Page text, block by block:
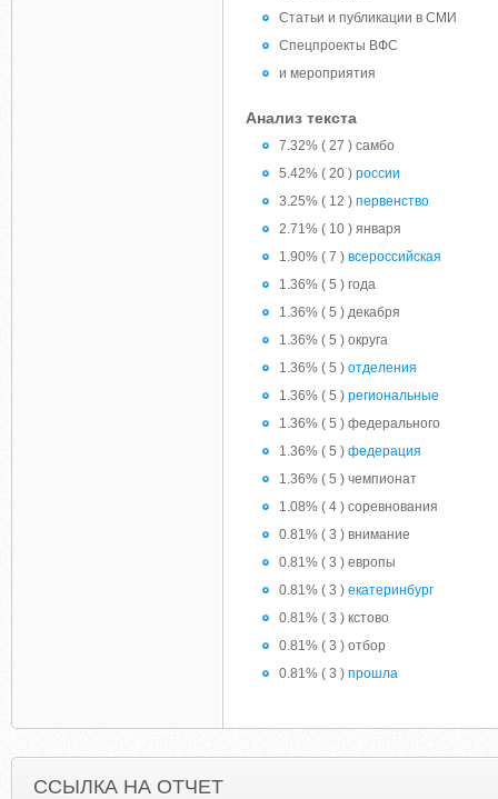
Статьи и публикации в СМИ
Спецпроекты ВФС
и мероприятия
Анализ текста
7.32% ( 27 ) самбо
5.42% ( 20 ) россии
3.25% ( 12 ) первенство
2.71% ( 10 ) января
1.90% ( 7 ) всероссийская
1.36% ( 5 ) года
1.36% ( 5 ) декабря
1.36% ( 5 ) округа
1.36% ( 5 ) отделения
1.36% ( 5 ) региональные
1.36% ( 5 ) федерального
1.36% ( 5 ) федерация
1.36% ( 5 ) чемпионат
1.08% ( 4 ) соревнования
0.81% ( 3 ) внимание
0.81% ( 3 ) европы
0.81% ( 3 ) екатеринбург
0.81% ( 3 ) кстово
0.81% ( 3 ) отбор
0.81% ( 3 ) прошла
ССЫЛКА НА ОТЧЕТ